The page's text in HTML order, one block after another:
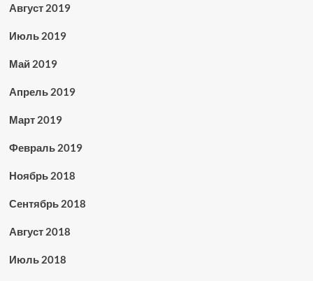
Август 2019
Июль 2019
Май 2019
Апрель 2019
Март 2019
Февраль 2019
Ноябрь 2018
Сентябрь 2018
Август 2018
Июль 2018